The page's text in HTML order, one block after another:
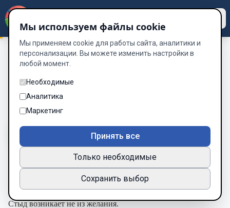
ПАРАДОКС / Глава 13. Стыд желания
Глава 13. Стыд желания
Глава 15 из 35
Шрифт
Глава 13
Стыд желания
Стыд возникает не из желания.
Мы используем файлы cookie
Мы применяем cookie для работы сайта, аналитики и
персонализации. Вы можете изменить настройки в
любой момент.
Необходимые
Аналитика
Маркетинг
Принять все
Только необходимые
Сохранить выбор